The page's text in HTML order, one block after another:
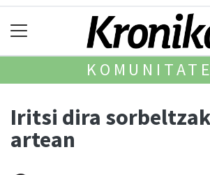
Iritsi dira
artean